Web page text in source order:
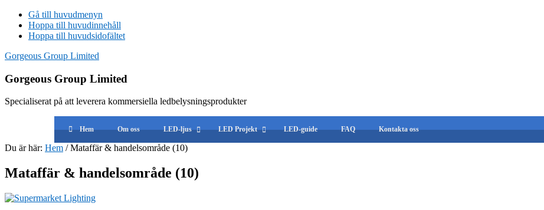
Gå till huvudmenyn
Hoppa till huvudinnehåll
Hoppa till huvudsidofältet
Gorgeous Group Limited
Gorgeous Group Limited
Specialiserat på att leverera kommersiella ledbelysningsprodukter
Hem Om oss LED-ljus LED Projekt LED-guide FAQ Kontakta oss
Du är här: Hem /Mataffär & handelsområde (10)
Mataffär & handelsområde (10)